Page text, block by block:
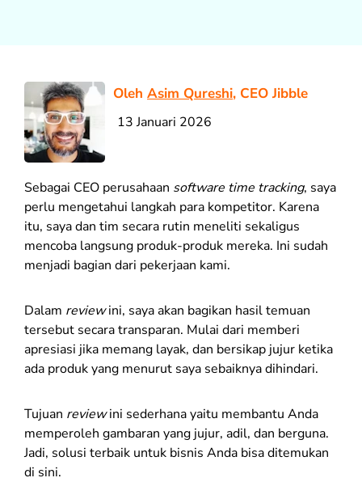
Oleh Asim Qureshi, CEO Jibble
13 Januari 2026
Sebagai CEO perusahaan software time tracking, saya
perlu mengetahui langkah para kompetitor. Karena
itu, saya dan tim secara rutin meneliti sekaligus
mencoba langsung produk-produk mereka. Ini sudah
menjadi bagian dari pekerjaan kami.
Dalam reviewini, saya akan bagikan hasil temuan
tersebut secara transparan. Mulai dari memberi
apresiasi jika memang layak, dan bersikap jujur ketika
ada produk yang menurut saya sebaiknya dihindari.
Tujuan reviewini sederhana yaitu membantu Anda
memperoleh gambaran yang jujur, adil, dan berguna.
Jadi, solusi terbaik untuk bisnis Anda bisa ditemukan
di sini.